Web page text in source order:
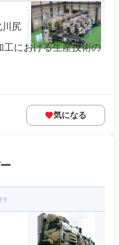
川尻
工における生産技術の
気になる